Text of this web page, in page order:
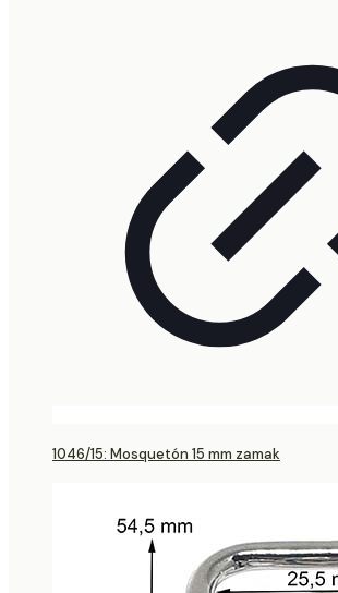
1046/15: Mosquetón 15 mm zamak